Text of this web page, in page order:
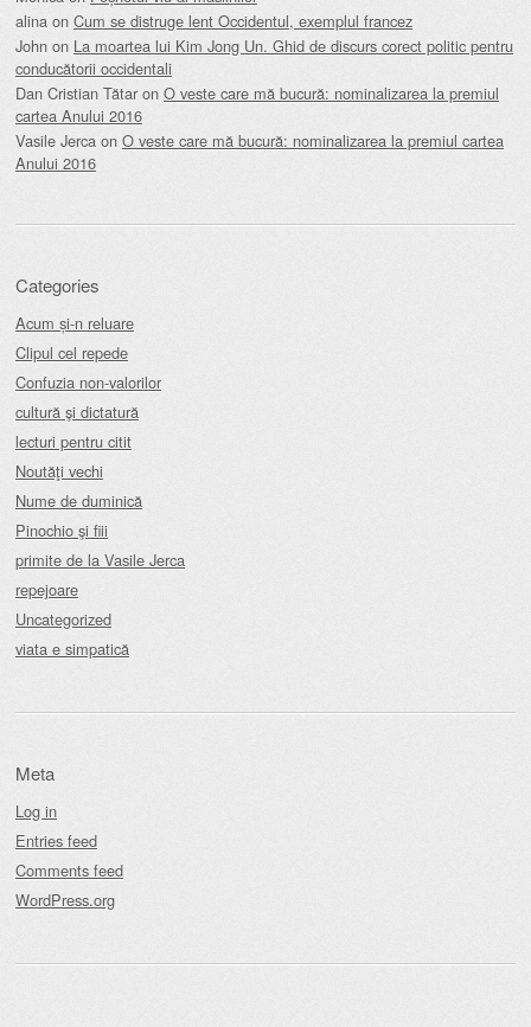
alina on Cum se distruge lent Occidentul, exemplul francez
John on La moartea lui Kim Jong Un. Ghid de discurs corect politic pentru
conducătorii occidentali
Dan Cristian Tătar on O veste care mă bucură: nominalizarea la premiul
cartea Anului 2016
Vasile Jerca on O veste care mă bucură: nominalizarea la premiul cartea
Anului 2016
Categories
Acum și-n reluare
Clipul cel repede
Confuzia non-valorilor
cultură şi dictatură
lecturi pentru citit
Noutăţi vechi
Nume de duminică
Pinochio şi fiii
primite de la Vasile Jerca
repejoare
Uncategorized
viata e simpatică
Meta
Log in
Entries feed
Comments feed
WordPress.org